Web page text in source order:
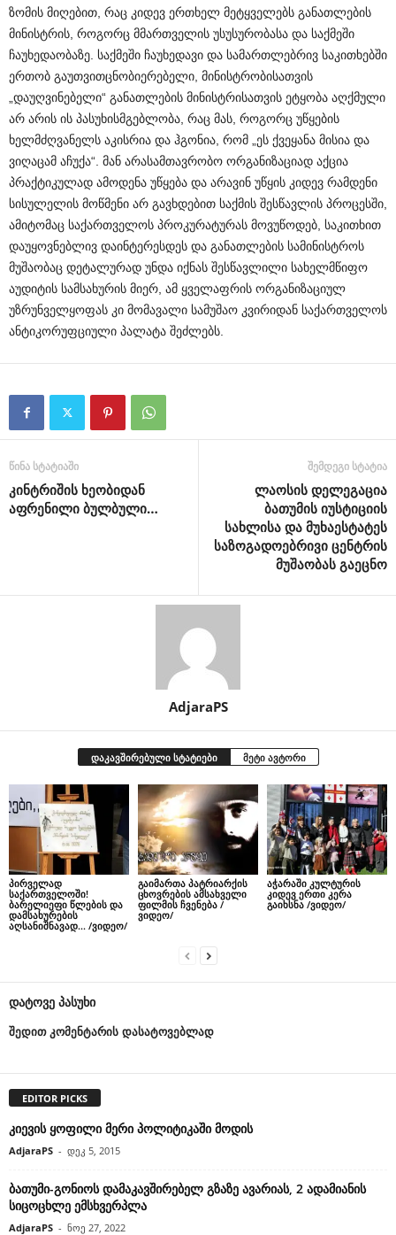
ზომის მიღებით, რაც კიდევ ერთხელ მეტყველებს განათლების
მინისტრის, როგორც მმართველის უსუსურობასა და საქმეში
ჩაუხედაობაზე. საქმეში ჩაუხედავი და სამართლებრივ საკითხებში
ერთობ გაუთვითცნობიერებელი, მინისტრობისათვის
„დაუღვინებელი“ განათლების მინისტრისათვის ეტყობა აღქმული
არ არის ის პასუხისმგებლობა, რაც მას, როგორც უწყების
ხელმძღვანელს აკისრია და ჰგონია, რომ „ეს ქვეყანა მისია და
ვიღაცამ აჩუქა“. მან არასამთავრობო ორგანიზაციად აქცია
პრაქტიკულად ამოდენა უწყება და არავინ უწყის კიდევ რამდენი
სისულელის მოწმენი არ გავხდებით საქმის შესწავლის პროცესში,
ამიტომაც საქართველოს პროკურატურას მოვუწოდებ, საკითხით
დაუყოვნებლივ დაინტერესდეს და განათლების სამინისტროს
მუშაობაც დეტალურად უნდა იქნას შესწავლილი სახელმწიფო
აუდიტის სამსახურის მიერ, ამ ყველაფრის ორგანიზაციულ
უზრუნველყოფას კი მომავალი სამუშაო კვირიდან საქართველოს
ანტიკორუფციული პალატა შეძლებს.
წინა სტატიაში
კინტრიშის ხეობიდან
აფრენილი ბულბული…
შემდეგი სტატია
ლაოსის დელეგაცია
ბათუმის იუსტიციის
სახლისა და მუხაესტატეს
საზოგადოებრივი ცენტრის
მუშაობას გაეცნო
AdjaraPS
დაკავშირებული სტატიები მეტი ავტორი
პირველად
საქართველოში!
ბარელიეფი წლების და
დამსახურების
აღსანიშნავად… /ვიდეო/
გაიმართა პატრიარქის
ცხოვრების ამსახველი
ფილმის ჩვენება /
ვიდეო/
აჭარაში კულტურის
კიდევ ერთი კერა
გაიხსნა /ვიდეო/
დატოვე პასუხი
შედით კომენტარის დასატოვებლად
EDITOR PICKS
კიევის ყოფილი მერი პოლიტიკაში მოდის
AdjaraPS - დეკ 5, 2015
ბათუმი-გონიოს დამაკავშირებელ გზაზე ავარიას, 2 ადამიანის
სიცოცხლე ემსხვერპლა
AdjaraPS - ნოე 27, 2022